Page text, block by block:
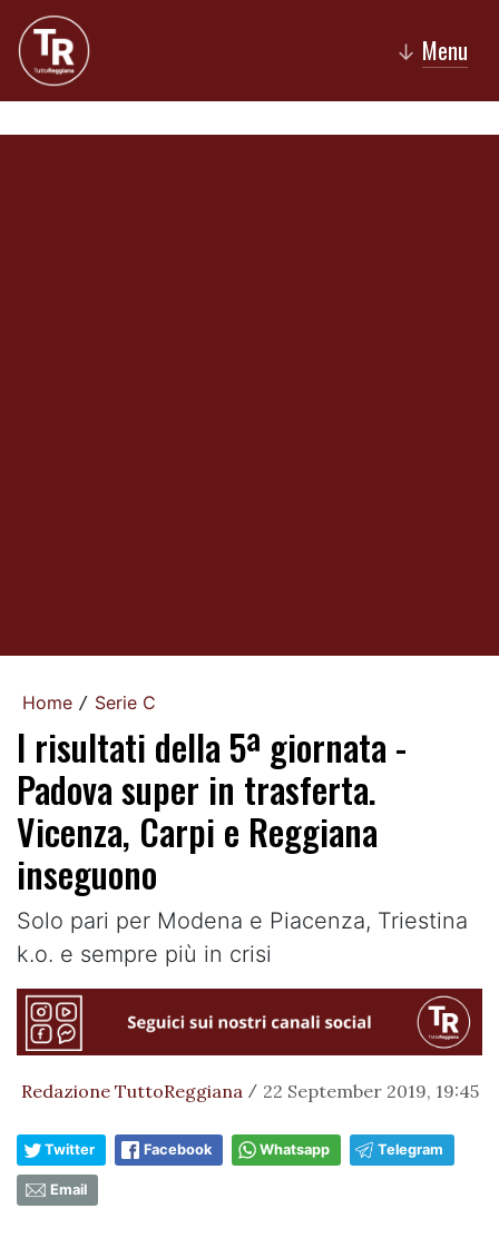
↓ Menu
Home / Serie C
I risultati della 5ª giornata -
Padova super in trasferta.
Vicenza, Carpi e Reggiana
inseguono
Solo pari per Modena e Piacenza, Triestina
k.o. e sempre più in crisi
Redazione TuttoReggiana / 22 September 2019, 19:45
Twitter Facebook Whatsapp Telegram
Email